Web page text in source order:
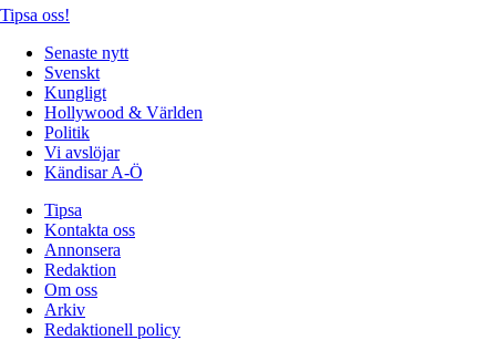
Tipsa oss!
Senaste nytt
Svenskt
Kungligt
Hollywood & Världen
Politik
Vi avslöjar
Kändisar A-Ö
Tipsa
Kontakta oss
Annonsera
Redaktion
Om oss
Arkiv
Redaktionell policy